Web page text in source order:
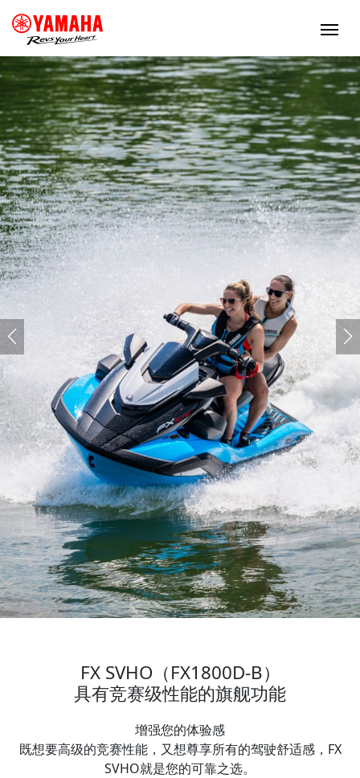
FX SVHO（FX1800D-B）
具有竞赛级性能的旗舰功能
增强您的体验感
既想要高级的竞赛性能，又想尊享所有的驾驶舒适感，FX
SVHO就是您的可靠之选。